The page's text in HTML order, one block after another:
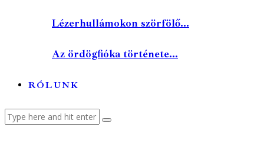
Lézerhullámokon szörfölő...
Az ördögfióka története...
RÓLUNK